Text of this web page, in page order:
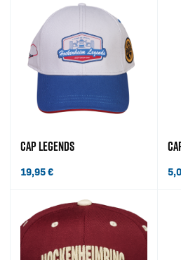
CAP LEGENDS
19,95€